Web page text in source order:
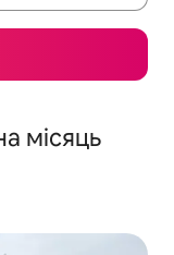
місяць